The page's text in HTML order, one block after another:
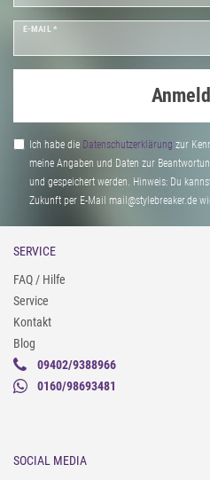
E-MAIL *
Ich habe die Daten­schutz­erklärung zur
meine Angaben und Daten zur
und gespeichert werden. Hinweis: Du
Zukunft per E-Mail mail@stylebreaker.de
SERVICE
FAQ / Hilfe
Service
Kontakt
Blog
09402/9388966
0160/98693481
SOCIAL MEDIA